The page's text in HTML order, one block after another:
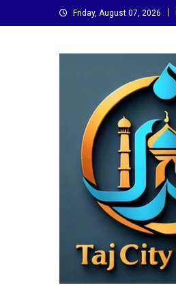
to
Friday, August 07, 2026